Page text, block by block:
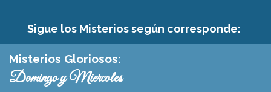
Sigue los Misterios según corresponde:
Misterios Gloriosos:
Domingo y Miercoles